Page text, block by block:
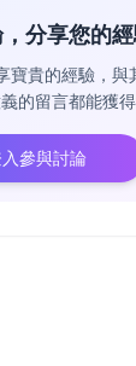
分享您的
寶貴的經驗，與
的留言都能獲得
參與討論